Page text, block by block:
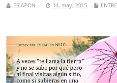
ESJAPON 14, may, 2015